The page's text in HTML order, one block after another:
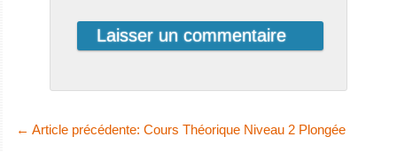
← Article précédente: Cours Théorique Niveau 2 Plongée